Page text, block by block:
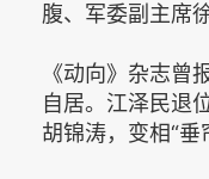
腹、军委副主席
《动向》杂志曾
自居。江泽民退
胡锦涛，变相“垂